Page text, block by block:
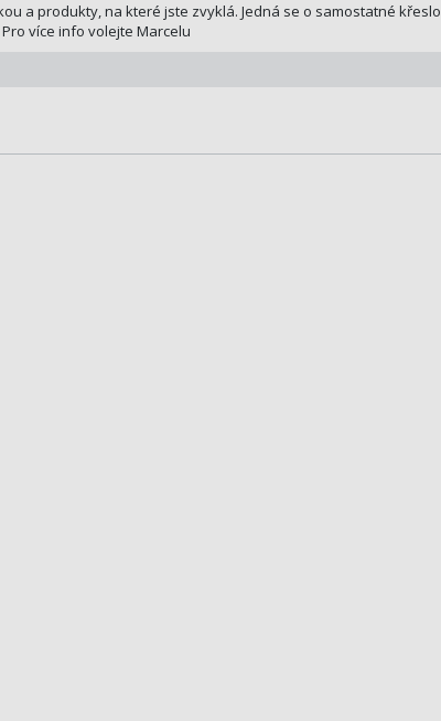
a produkty, na které jste zvyklá. Jedná se o samostatné křeslo
více info volejte Marcelu